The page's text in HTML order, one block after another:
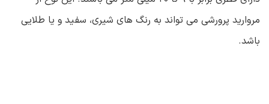
مروارید پرورشی می تواند به رنگ های شیری، سفید و یا طلایی
باشد.